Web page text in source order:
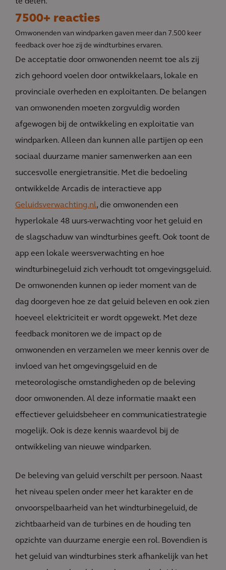
7500+ reacties
Omwonenden van windparken gaven meer dan 7.500 keer
feedback over hoe zij de windturbines ervaren.
De acceptatie door omwonenden neemt toe als zij
zich gehoord voelen door ontwikkelaars, lokale en
provinciale overheden en exploitanten. De belangen
van omwonenden moeten zorgvuldig worden
afgewogen bij de ontwikkeling en exploitatie van
windparken. Alleen dan kunnen alle partijen op een
sociaal duurzame manier samenwerken aan een
succesvolle energietransitie. Met die bedoeling
ontwikkelde Arcadis de interactieve app
Geluidsverwachting.nl, die omwonenden een
hyperlokale 48 uurs-verwachting voor het geluid en
de slagschaduw van windturbines geeft. Ook toont de
app een lokale weersverwachting en hoe
windturbinegeluid zich verhoudt tot omgevingsgeluid.
De omwonenden kunnen op ieder moment van de
dag doorgeven hoe ze dat geluid beleven en ook zien
hoeveel elektriciteit er wordt opgewekt. Met deze
feedback monitoren we de impact op de
omwonenden en verzamelen we meer kennis over de
invloed van het omgevingsgeluid en de
meteorologische omstandigheden op de beleving
door omwonenden. Al deze informatie maakt een
effectiever geluidsbeheer en communicatiestrategie
mogelijk. Ook is deze kennis waardevol bij de
ontwikkeling van nieuwe windparken.
De beleving van geluid verschilt per persoon. Naast
het niveau spelen onder meer het karakter en de
onvoorspelbaarheid van het windturbinegeluid, de
zichtbaarheid van de turbines en de houding ten
opzichte van duurzame energie een rol. Bovendien is
het geluid van windturbines sterk afhankelijk van het